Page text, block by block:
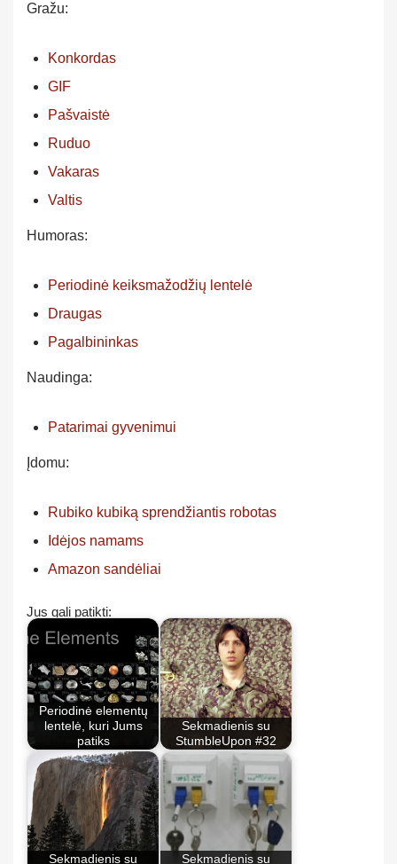
Gražu:
Konkordas
GIF
Pašvaistė
Ruduo
Vakaras
Valtis
Humoras:
Periodinė keiksmažodžių lentelė
Draugas
Pagalbininkas
Naudinga:
Patarimai gyvenimui
Įdomu:
Rubiko kubiką sprendžiantis robotas
Idėjos namams
Amazon sandėliai
Jus gali patikti:
Periodinė elementų
lentelė, kuri Jums
patiks
Sekmadienis su
StumbleUpon #32
Sekmadienis su Sekmadienis su